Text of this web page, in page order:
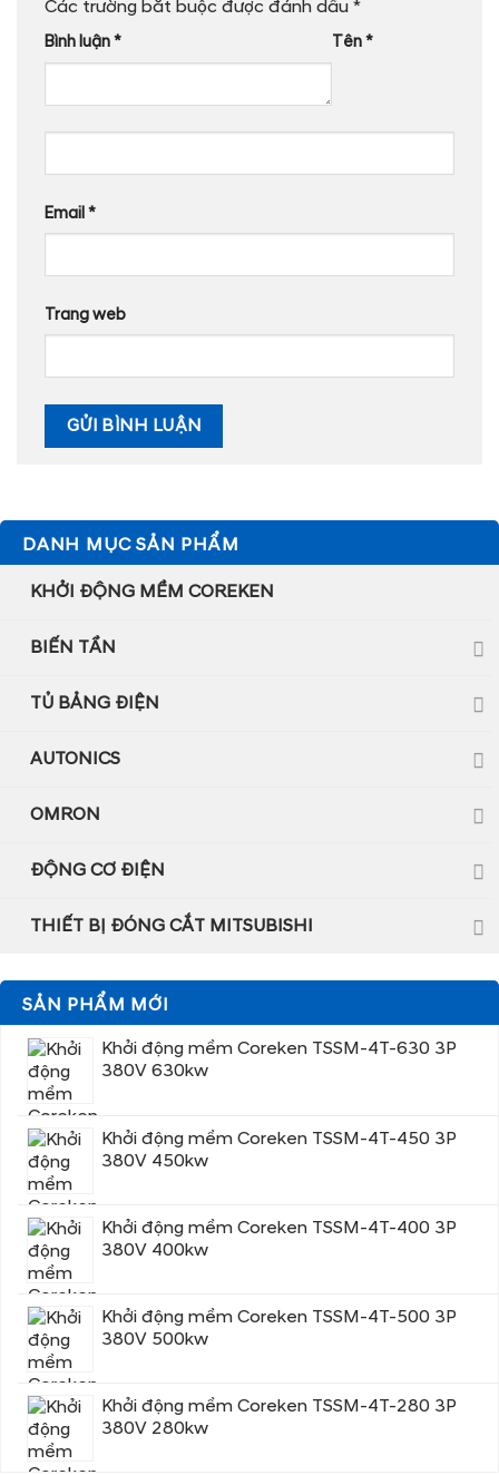
Các trường bắt buộc được đánh dấu *
Bình luận* Tên*
Email *
Trang web
DANH MỤC SẢN PHẨM
KHỞI ĐỘNG MỀM COREKEN
BIẾN TẦN
TỦ BẢNG ĐIỆN
AUTONICS
OMRON
ĐỘNG CƠ ĐIỆN
THIẾT BỊ ĐÓNG CẮT MITSUBISHI
SẢN PHẨM MỚI
Khởi động mềm Coreken TSSM-4T-630 3P
380V 630kw
Khởi động mềm Coreken TSSM-4T-450 3P
380V 450kw
Khởi động mềm Coreken TSSM-4T-400 3P
380V 400kw
Khởi động mềm Coreken TSSM-4T-500 3P
380V 500kw
Khởi động mềm Coreken TSSM-4T-280 3P
380V 280kw